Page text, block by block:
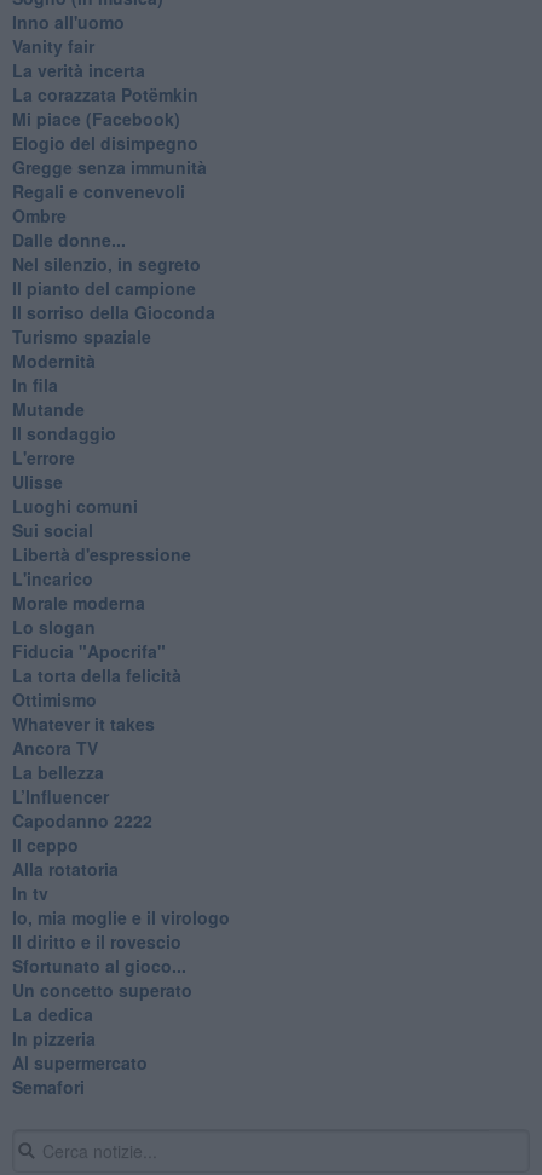
Inno all'uomo
Vanity fair
La verità incerta
La corazzata Potëmkin
Mi piace (Facebook)
Elogio del disimpegno
Gregge senza immunità
Regali e convenevoli
Ombre
Dalle donne...
Nel silenzio, in segreto
Il pianto del campione
Il sorriso della Gioconda
Turismo spaziale
Modernità
In fila
Mutande
Il sondaggio
L'errore
Ulisse
Luoghi comuni
Sui social
Libertà d'espressione
L'incarico
Morale moderna
Lo slogan
Fiducia "Apocrifa"
La torta della felicità
Ottimismo
Whatever it takes
Ancora TV
La bellezza
L’Influencer
​Capodanno 2222
Il ceppo
Alla rotatoria
In tv
Io, mia moglie e il virologo
Il diritto e il rovescio
Sfortunato al gioco...
Un concetto superato
La dedica
In pizzeria
Al supermercato
Semafori